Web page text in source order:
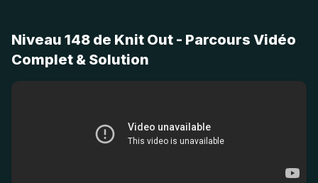
Niveau 148 de Knit Out - Parcours Vidéo
Complet & Solution